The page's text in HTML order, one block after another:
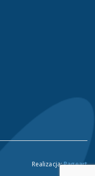
Realizacja:Pageart